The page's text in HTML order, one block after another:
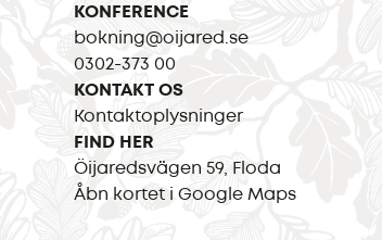
KONFERENCE
bokning@oijared.se
0302-373 00
KONTAKT OS
Kontaktoplysninger
FIND HER
Öijaredsvägen 59, Floda
Åbn kortet i Google Maps